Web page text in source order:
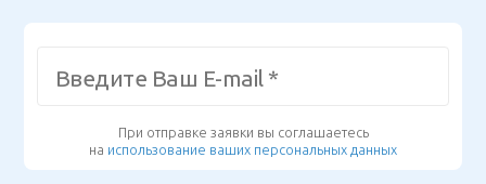
При отправке заявки вы соглашаетесь
на использование ваших персональных данных